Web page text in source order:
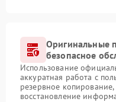
Оригинальные
безопасное
Использование
аккуратная работа с
резервное
восстановление